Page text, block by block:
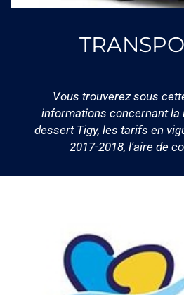
Vous trouverez sous
informations concernant la
dessert Tigy, les tarifs en
2017-2018, l'aire de